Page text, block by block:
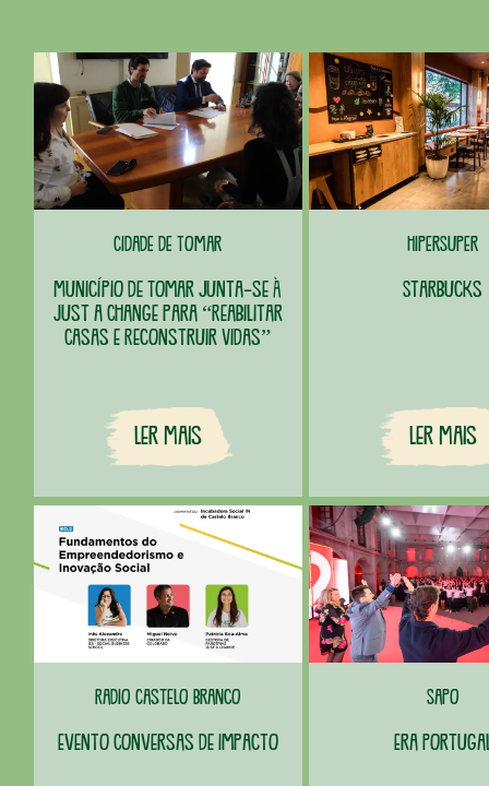
Cidade de Tomar
Município de Tomar junta-se à
Just a Change para “Reabilitar
Casas e Reconstruir Vidas”
Ler Mais
HiperSuper
Starbucks
Ler Mais
Radio Castelo Branco
Evento Conversas de Impacto
Sapo
Era